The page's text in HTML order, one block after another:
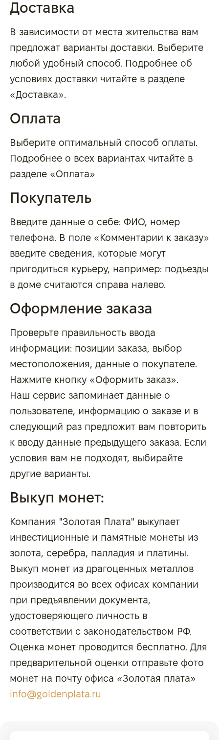
Доставка
В зависимости от места жительства вам
предложат варианты доставки. Выберите
любой удобный способ. Подробнее об
условиях доставки читайте в разделе
«Доставка».
Оплата
Выберите оптимальный способ оплаты.
Подробнее о всех вариантах читайте в
разделе «Оплата»
Покупатель
Введите данные о себе: ФИО, номер
телефона. В поле «Комментарии к заказу»
введите сведения, которые могут
пригодиться курьеру, например: подъезды
в доме считаются справа налево.
Оформление заказа
Проверьте правильность ввода
информации: позиции заказа, выбор
местоположения, данные о покупателе.
Нажмите кнопку «Оформить заказ».
Наш сервис запоминает данные о
пользователе, информацию о заказе и в
следующий раз предложит вам повторить
к вводу данные предыдущего заказа. Если
условия вам не подходят, выбирайте
другие варианты.
Выкуп монет:
Компания "Золотая Плата" выкупает
инвестиционные и памятные монеты из
золота, серебра, палладия и платины.
Выкуп монет из драгоценных металлов
производится во всех офисах компании
при предъявлении документа,
удостоверяющего личность в
соответствии с законодательством РФ.
Оценка монет проводится бесплатно. Для
предварительной оценки отправьте фото
монет на почту офиса «Золотая плата»
info@goldenplata.ru